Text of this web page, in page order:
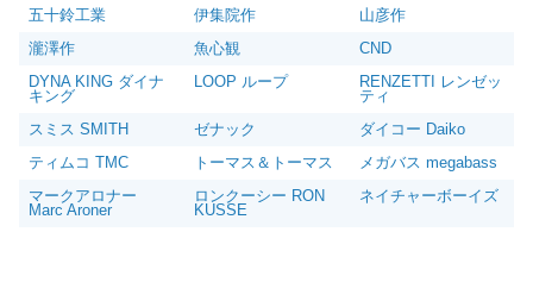
五十鈴工業
伊集院作
山彦作
瀧澤作
魚心観
CND
DYNA KING ダイナ
キング
LOOP ループ
RENZETTI レンゼッ
ティ
スミス SMITH
ゼナック
ダイコー Daiko
ティムコ TMC
トーマス＆トーマス
メガバス megabass
マークアロナー
Marc Aroner
ロンクーシー RON
KUSSE
ネイチャーボーイズ